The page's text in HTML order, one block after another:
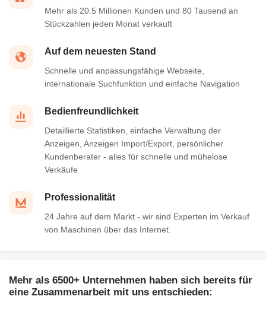
Mehr als 20.5 Millionen Kunden und 80 Tausend an
Stückzahlen jeden Monat verkauft
Auf dem neuesten Stand
Schnelle und anpassungsfähige Webseite,
internationale Suchfunktion und einfache Navigation
Bedienfreundlichkeit
Detaillierte Statistiken, einfache Verwaltung der
Anzeigen, Anzeigen Import/Export, persönlicher
Kundenberater - alles für schnelle und mühelose
Verkäufe
Professionalität
24 Jahre auf dem Markt - wir sind Experten im Verkauf
von Maschinen über das Internet.
Mehr als 6500+ Unternehmen haben sich bereits für
eine Zusammenarbeit mit uns entschieden: